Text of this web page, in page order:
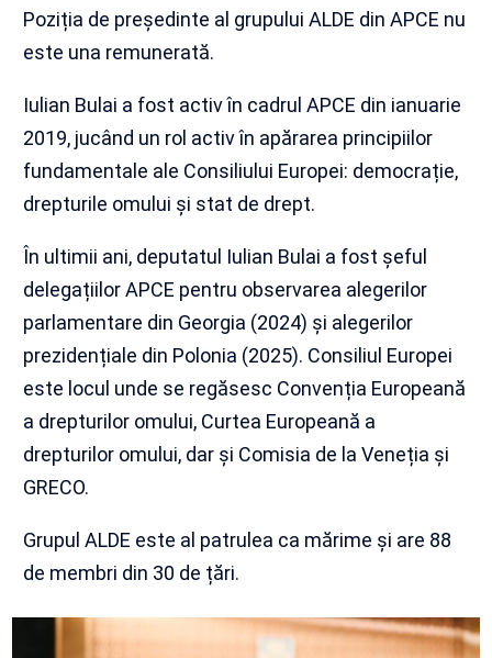
Poziția de președinte al grupului ALDE din APCE nu
este una remunerată.
Iulian Bulai a fost activ în cadrul APCE din ianuarie
2019, jucând un rol activ în apărarea principiilor
fundamentale ale Consiliului Europei: democrație,
drepturile omului și stat de drept.
În ultimii ani, deputatul Iulian Bulai a fost șeful
delegațiilor APCE pentru observarea alegerilor
parlamentare din Georgia (2024) și alegerilor
prezidențiale din Polonia (2025). Consiliul Europei
este locul unde se regăsesc Convenția Europeană
a drepturilor omului, Curtea Europeană a
drepturilor omului, dar și Comisia de la Veneția și
GRECO.
Grupul ALDE este al patrulea ca mărime și are 88
de membri din 30 de țări.